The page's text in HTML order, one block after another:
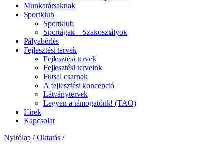
Munkatársaknak
Sportklub
Sportklub
Sportágak – Szakosztályok
Pályabérlés
Fejlesztési tervek
Fejlesztési tervek
Fejlesztési terveink
Futsal csarnok
A fejlesztési koncepció
Látványtervek
Legyen a támogatónk! (TAO)
Hírek
Kapcsolat
Nyitólap / Oktatás /